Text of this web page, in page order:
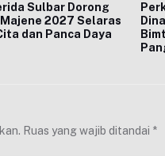
Sulbar Dorong
Majene 2027 Selaras
dan Panca Daya
Ruas yang wajib ditandai *